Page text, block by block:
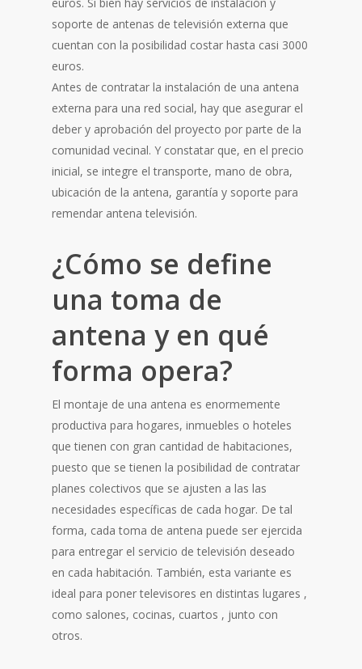
soporte de antenas de televisión externa que
cuentan con la posibilidad costar hasta casi 3000
euros.
Antes de contratar la instalación de una antena
externa para una red social, hay que asegurar el
deber y aprobación del proyecto por parte de la
comunidad vecinal. Y constatar que, en el precio
inicial, se integre el transporte, mano de obra,
ubicación de la antena, garantía y soporte para
remendar antena televisión.
¿Cómo se define
una toma de
antena y en qué
forma opera?
El montaje de una antena es enormemente
productiva para hogares, inmuebles o hoteles
que tienen con gran cantidad de habitaciones,
puesto que se tienen la posibilidad de contratar
planes colectivos que se ajusten a las las
necesidades específicas de cada hogar. De tal
forma, cada toma de antena puede ser ejercida
para entregar el servicio de televisión deseado
en cada habitación. También, esta variante es
ideal para poner televisores en distintas lugares ,
como salones, cocinas, cuartos , junto con
otros.